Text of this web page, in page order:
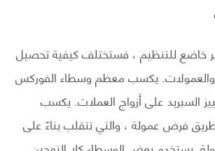
خاضع للتنظيم ، فستختلف كيفية تحصيل
والعمولات. يكسب معظم وسطاء الفوركس
السبريد على أزواج العملات. يكسب
فرض عمولة ، والتي تتقلب بناءً على